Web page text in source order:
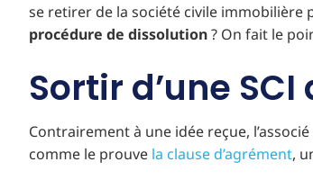
se retirer de la société civile immobilière
procédure de dissolution? On fait le
Sortir d’une
Contrairement à une idée reçue,
comme le prouve la clause d’agrément,